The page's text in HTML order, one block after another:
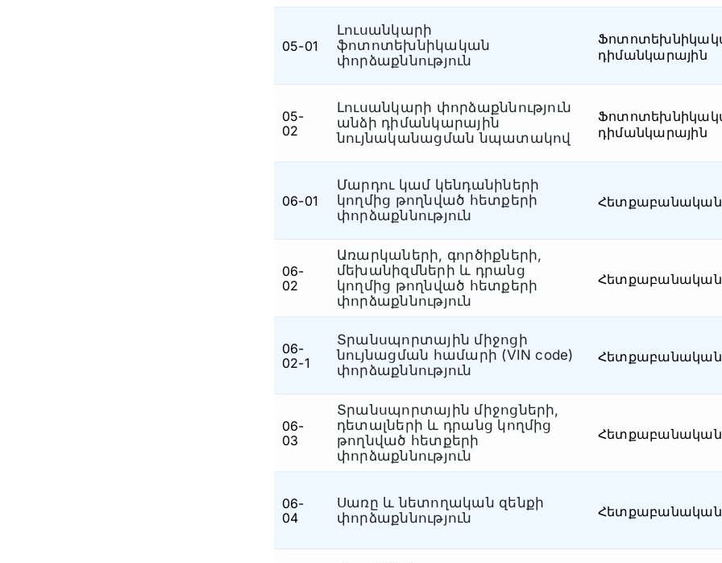
05-01
Լուսանկարի
ֆոտոտեխնիկական
փորձաքննություն
դիմանկարային
05-
02
Լուսանկարի փորձաքննություն
անձի դիմանկարային
նույնականացման նպատակով
դիմանկարային
06-01
Մարդու կամ կենդանիների
կողմից թողնված հետքերի
փորձաքննություն
Հետքաբանական
06-
02
Առարկաների, գործիքների,
մեխանիզմների և դրանց
կողմից թողնված հետքերի
փորձաքննություն
Հետքաբանական
06-
02-1
Տրանսպորտային միջոցի
նույնացման համարի (VIN code)
փորձաքննություն
Հետքաբանական
06-
03
Տրանսպորտային միջոցների,
դետալների և դրանց կողմից
թողնված հետքերի
փորձաքննություն
Հետքաբանական
06-
04
Սառը և նետողական զենքի
փորձաքննություն
Հետքաբանական